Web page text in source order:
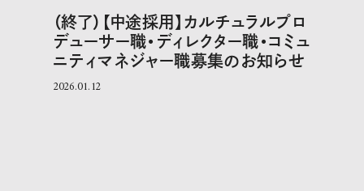
（終了）【中途採用】カルチュラルプロ
デューサー職・ディレクター職・コミュ
ニティマネジャー職募集のお知らせ
2026.01.12